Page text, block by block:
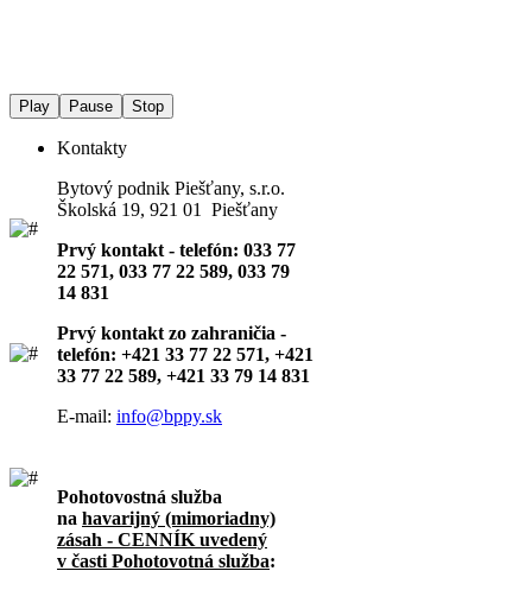
Play Pause Stop
Kontakty
Bytový podnik Piešťany, s.r.o.
Školská 19, 921 01 Piešťany
Prvý kontakt - telefón: 033 77
22 571, 033 77 22 589, 033 79
14 831
Prvý kontakt zo zahraničia -
telefón: +421 33 77 22 571, +421
33 77 22 589, +421 33 79 14 831
E-mail: info@bppy.sk
Pohotovostná služba
na havarijný (mimoriadny)
zásah - CENNÍK uvedený
v časti Pohotovotná služba: